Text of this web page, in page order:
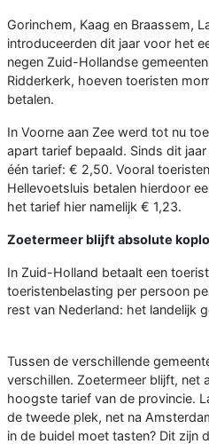
Gorinchem, Kaag en Braassem,
introduceerden dit jaar voor het
negen Zuid-Hollandse
Ridderkerk, hoeven toeristen
betalen.
In Voorne aan Zee werd tot nu
apart tarief bepaald. Sinds dit
één tarief: € 2,50. Vooral
Hellevoetsluis betalen hierdoor
het tarief hier namelijk € 1,23.
Zoetermeer blijft absolute
In Zuid-Holland betaalt een
toeristenbelasting per persoon
rest van Nederland: het landelijk
Tussen de verschillende
verschillen. Zoetermeer blijft, net
hoogste tarief van de provincie.
de tweede plek, net na
in de buidel moet tasten? Dit zijn